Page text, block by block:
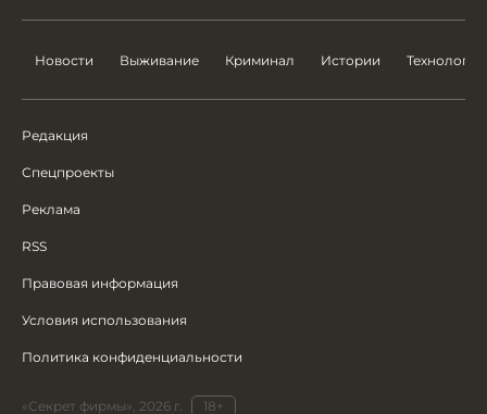
Новости Выживание Криминал Истории Технологии
Редакция
Спецпроекты
Реклама
RSS
Правовая информация
Условия использования
Политика конфиденциальности
«Секрет фирмы», 2026 г. 18+